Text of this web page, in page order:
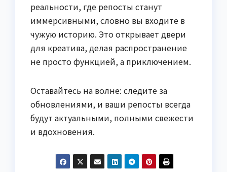
реальности, где репосты станут
иммерсивными, словно вы входите в
чужую историю. Это открывает двери
для креатива, делая распространение
не просто функцией, а приключением.
Оставайтесь на волне: следите за
обновлениями, и ваши репосты всегда
будут актуальными, полными свежести
и вдохновения.